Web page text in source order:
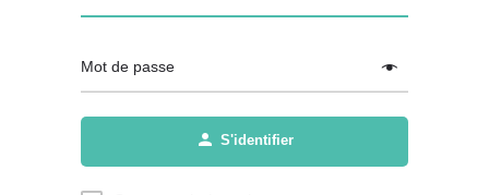
Mot de passe
S'identifier